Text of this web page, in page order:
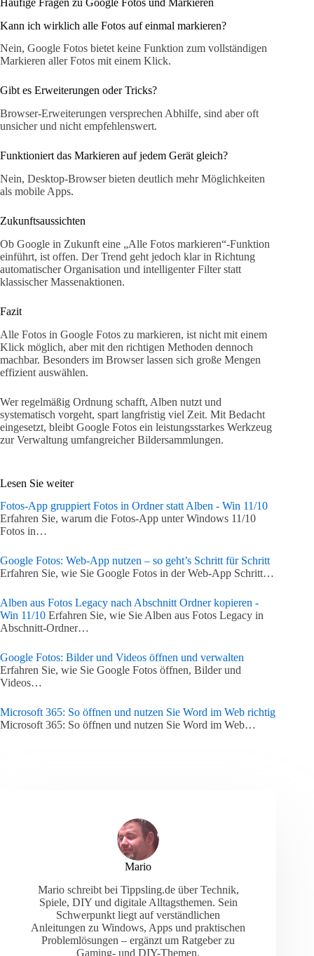
Kann ich wirklich alle Fotos auf einmal markieren?
Nein, Google Fotos bietet keine Funktion zum vollständigen
Markieren aller Fotos mit einem Klick.
Gibt es Erweiterungen oder Tricks?
Browser-Erweiterungen versprechen Abhilfe, sind aber oft
unsicher und nicht empfehlenswert.
Funktioniert das Markieren auf jedem Gerät gleich?
Nein, Desktop-Browser bieten deutlich mehr Möglichkeiten
als mobile Apps.
Zukunftsaussichten
Ob Google in Zukunft eine „Alle Fotos markieren“-Funktion
einführt, ist offen. Der Trend geht jedoch klar in Richtung
automatischer Organisation und intelligenter Filter statt
klassischer Massenaktionen.
Fazit
Alle Fotos in Google Fotos zu markieren, ist nicht mit einem
Klick möglich, aber mit den richtigen Methoden dennoch
machbar. Besonders im Browser lassen sich große Mengen
effizient auswählen.
Wer regelmäßig Ordnung schafft, Alben nutzt und
systematisch vorgeht, spart langfristig viel Zeit. Mit Bedacht
eingesetzt, bleibt Google Fotos ein leistungsstarkes Werkzeug
zur Verwaltung umfangreicher Bildersammlungen.
Lesen Sie weiter
Fotos-App gruppiert Fotos in Ordner statt Alben - Win 11/10
Erfahren Sie, warum die Fotos-App unter Windows 11/10
Fotos in…
Google Fotos: Web-App nutzen – so geht’s Schritt für Schritt
Erfahren Sie, wie Sie Google Fotos in der Web-App Schritt…
Alben aus Fotos Legacy nach Abschnitt Ordner kopieren -
Win 11/10 Erfahren Sie, wie Sie Alben aus Fotos Legacy in
Abschnitt-Ordner…
Google Fotos: Bilder und Videos öffnen und verwalten
Erfahren Sie, wie Sie Google Fotos öffnen, Bilder und
Videos…
Microsoft 365: So öffnen und nutzen Sie Word im Web richtig
Microsoft 365: So öffnen und nutzen Sie Word im Web…
Mario
Mario schreibt bei Tippsling.de über Technik,
Spiele, DIY und digitale Alltagsthemen. Sein
Schwerpunkt liegt auf verständlichen
Anleitungen zu Windows, Apps und praktischen
Problemlösungen – ergänzt um Ratgeber zu
Gaming- und DIY-Themen.